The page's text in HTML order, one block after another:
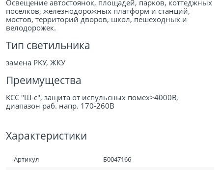
Освещение автостоянок, площадей, парков, коттеджных
поселков, железнодорожных платформ и станций,
мостов, территорий дворов, школ, пешеходных и
велодорожек.
Тип светильника
замена РКУ, ЖКУ
Преимущества
КСС "Ш-с", защита от испульсных помех>4000В,
диапазон раб. напр. 170-260В
Характеристики
Артикул
Б0047166